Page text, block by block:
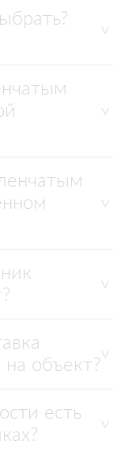
объект?
есть